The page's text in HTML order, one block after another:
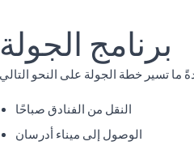
برنامج الجولة
النقل من الفنادق صباحًا
الوصول إلى ميناء أدرسان